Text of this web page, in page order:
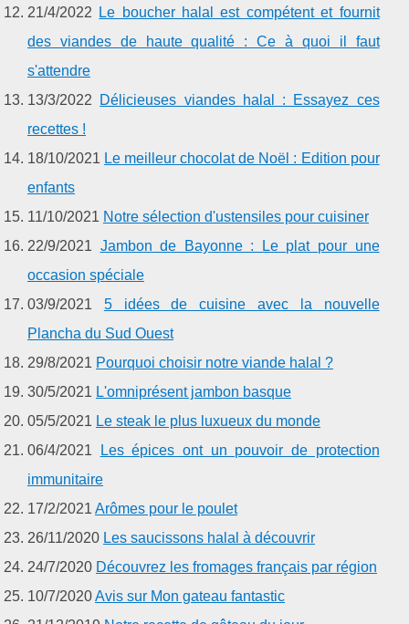
21/4/2022
Le boucher halal est compétent et fournit
des viandes de haute qualité : Ce à quoi il faut
s'attendre
13/3/2022
Délicieuses viandes halal : Essayez ces
recettes !
18/10/2021 Le meilleur chocolat de Noël : Edition pour
enfants
11/10/2021 Notre sélection d'ustensiles pour cuisiner
22/9/2021 Jambon de Bayonne : Le plat pour une
occasion spéciale
03/9/2021 5 idées de cuisine avec la nouvelle
Plancha du Sud Ouest
29/8/2021 Pourquoi choisir notre viande halal ?
30/5/2021 L'omniprésent jambon basque
05/5/2021 Le steak le plus luxueux du monde
06/4/2021
Les épices ont un pouvoir de protection
immunitaire
17/2/2021 Arômes pour le poulet
26/11/2020 Les saucissons halal à découvrir
24/7/2020 Découvrez les fromages français par région
10/7/2020Avis sur Mon gateau fantastic